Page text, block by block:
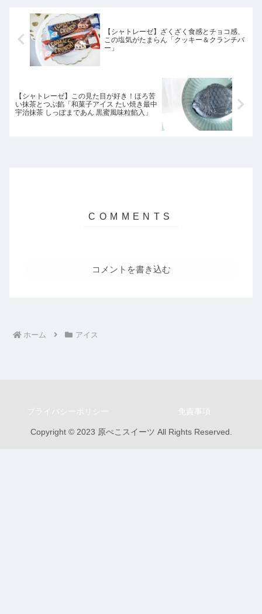
【シャトレーゼ】ざくざく食感とチョコ感、
この塩気がたまらん「クッキー＆クランチバ
ー」
【シャトレーゼ】この見た目が好き！ほろ苦
い抹茶とつぶ餡「和菓子アイス たい焼き最中
宇治抹茶 しっぽまであん 黒蜜風味粒餡入」
コメントを書き込む
ホーム アイス
プライバシーポリシー 免責事項
Copyright © 2023 原ぺこスイーツ All Rights Reserved.